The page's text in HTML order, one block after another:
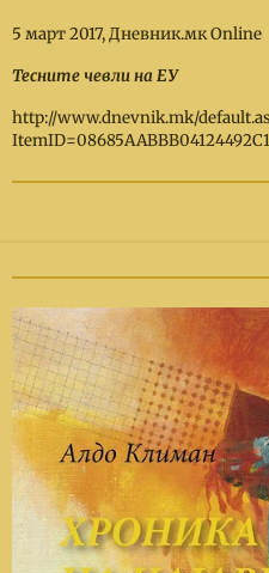
5 март 2017, Дневник.мк Online
Тесните чевли на ЕУ
http://www.dnevnik.mk/